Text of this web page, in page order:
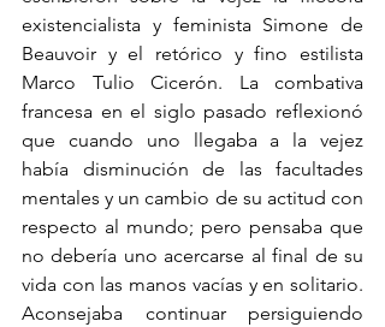
existencialista y feminista Simone de
Beauvoir y el retórico y fino estilista
Marco Tulio Cicerón. La combativa
francesa en el siglo pasado reflexionó
que cuando uno llegaba a la vejez
había disminución de las facultades
mentales y un cambio de su actitud con
respecto al mundo; pero pensaba que
no debería uno acercarse al final de su
vida con las manos vacías y en solitario.
Aconsejaba continuar persiguiendo